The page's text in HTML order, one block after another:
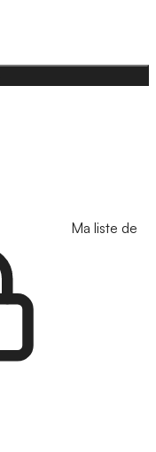
Ma liste de